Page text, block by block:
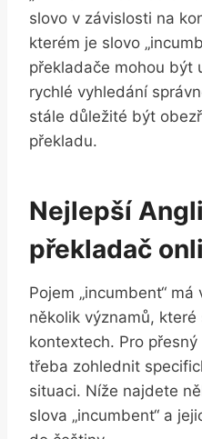
slovo v ⁣závislosti na
kterém je slovo
překladače mohou být
rychlé vyhledání‍
stále důležité být
překladu.
Nejlepší
překladač
Pojem „incumbent“
několik významů,
kontextech. Pro
‌třeba zohlednit
situaci. Níže najdete
slova „incumbent“ ‍a